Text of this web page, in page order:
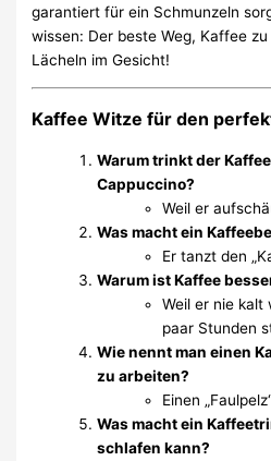
garantiert für ein Schmunzeln
wissen: Der beste Weg, Kaffee
Lächeln im Gesicht!
Kaffee Witze für den
Warum trinkt der
Cappuccino?
Weil er
Was macht ein
Er tanzt den
Warum ist Kaffee
Weil er nie kalt
paar Stunden
Wie nennt man einen
zu arbeiten?
Einen
Was macht ein
schlafen kann?